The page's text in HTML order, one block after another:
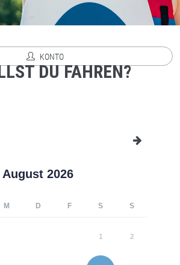
KONTO
DU FAHREN?
August 2026
M D F S S
1 2